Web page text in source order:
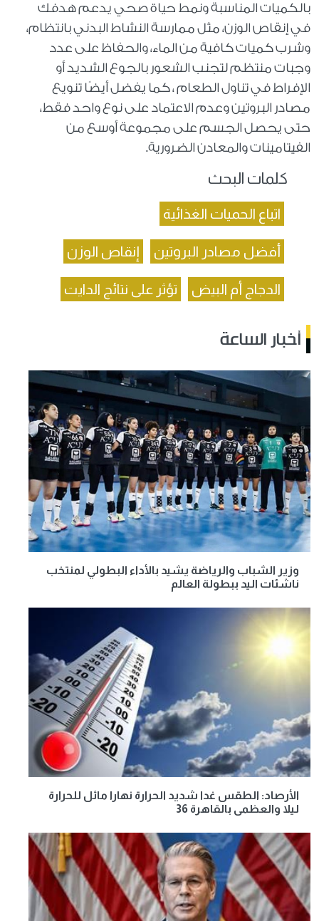
بالكميات المناسبة ونمط حياة صحي يدعم هدفك
في إنقاص الوزن، مثل ممارسة النشاط البدني بانتظام،
وشرب كميات كافية من الماء، والحفاظ على عدد
وجبات منتظم لتجنب الشعور بالجوع الشديد أو
الإفراط في تناول الطعام ، كما يفضل أيضًا تنويع
مصادر البروتين وعدم الاعتماد على نوع واحد فقط،
حتى يحصل الجسم على مجموعة أوسع من
الفيتامينات والمعادن الضرورية.
كلمات البحث
اتباع الحميات الغذائية
أفضل مصادر البروتين إنقاص الوزن
الدجاج أم البيض تؤثر على نتائج الدايت
أخبار الساعة
وزير الشباب والرياضة يشيد بالأداء البطولي لمنتخب
ناشئات اليد ببطولة العالم
الأرصاد: الطقس غدا شديد الحرارة نهارا مائل للحرارة
ليلا والعظمى بالقاهرة 36